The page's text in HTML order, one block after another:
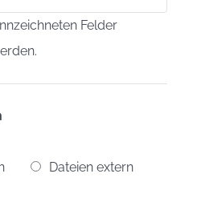
Felder
Dateien extern